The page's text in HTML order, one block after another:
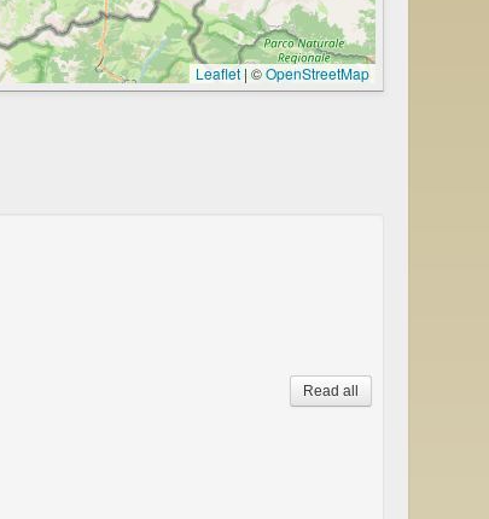
Leaflet | ©OpenStreetMap
Read all